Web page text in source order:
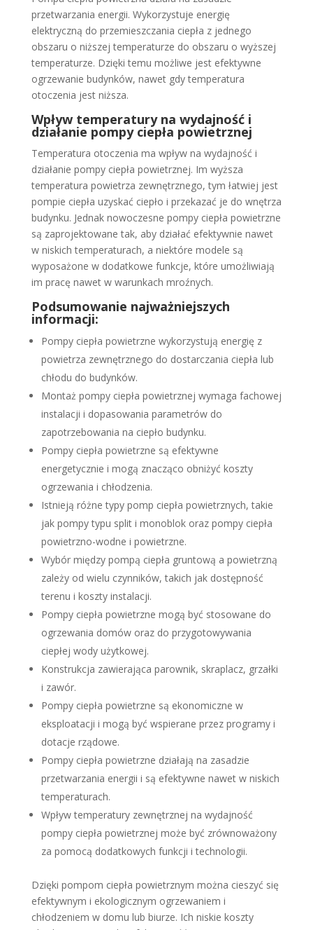
przetwarzania energii. Wykorzystuje energię
elektryczną do przemieszczania ciepła z jednego
obszaru o niższej temperaturze do obszaru o wyższej
temperaturze. Dzięki temu możliwe jest efektywne
ogrzewanie budynków, nawet gdy temperatura
otoczenia jest niższa.
Wpływ temperatury na wydajność i
działanie pompy ciepła powietrznej
Temperatura otoczenia ma wpływ na wydajność i
działanie pompy ciepła powietrznej. Im wyższa
temperatura powietrza zewnętrznego, tym łatwiej jest
pompie ciepła uzyskać ciepło i przekazać je do wnętrza
budynku. Jednak nowoczesne pompy ciepła powietrzne
są zaprojektowane tak, aby działać efektywnie nawet
w niskich temperaturach, a niektóre modele są
wyposażone w dodatkowe funkcje, które umożliwiają
im pracę nawet w warunkach mroźnych.
Podsumowanie najważniejszych
informacji:
Pompy ciepła powietrzne wykorzystują energię z
powietrza zewnętrznego do dostarczania ciepła lub
chłodu do budynków.
Montaż pompy ciepła powietrznej wymaga fachowej
instalacji i dopasowania parametrów do
zapotrzebowania na ciepło budynku.
Pompy ciepła powietrzne są efektywne
energetycznie i mogą znacząco obniżyć koszty
ogrzewania i chłodzenia.
Istnieją różne typy pomp ciepła powietrznych, takie
jak pompy typu split i monoblok oraz pompy ciepła
powietrzno-wodne i powietrzne.
Wybór między pompą ciepła gruntową a powietrzną
zależy od wielu czynników, takich jak dostępność
terenu i koszty instalacji.
Pompy ciepła powietrzne mogą być stosowane do
ogrzewania domów oraz do przygotowywania
ciepłej wody użytkowej.
Konstrukcja zawierająca parownik, skraplacz, grzałki
i zawór.
Pompy ciepła powietrzne są ekonomiczne w
eksploatacji i mogą być wspierane przez programy i
dotacje rządowe.
Pompy ciepła powietrzne działają na zasadzie
przetwarzania energii i są efektywne nawet w niskich
temperaturach.
Wpływ temperatury zewnętrznej na wydajność
pompy ciepła powietrznej może być zrównoważony
za pomocą dodatkowych funkcji i technologii.
Dzięki pompom ciepła powietrznym można cieszyć się
efektywnym i ekologicznym ogrzewaniem i
chłodzeniem w domu lub biurze. Ich niskie koszty